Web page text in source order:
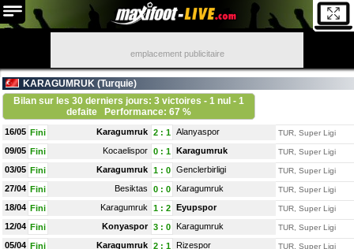
emplacement publicitaire
KARAGUMRUK (Turquie)
Bilan sur les 30 derniers jours: 3 victoires - 1 nul - 1
defaite
Performance: 67 %
16/05 Fini Karagumruk 2 : 1 Alanyaspor TUR, Super Ligi
09/05 Fini Kocaelispor 0 : 1 Karagumruk TUR, Super Ligi
03/05 Fini Karagumruk 1 : 0 Genclerbirligi TUR, Super Ligi
27/04 Fini Besiktas 0 : 0 Karagumruk TUR, Super Ligi
18/04 Fini Karagumruk 1 : 2 Eyupspor TUR, Super Ligi
12/04 Fini Konyaspor 3 : 0 Karagumruk TUR, Super Ligi
05/04 Fini Karagumruk 2 : 1 Rizespor TUR, Super Ligi